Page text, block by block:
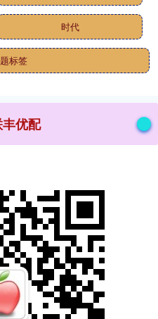
时代
标签
优配